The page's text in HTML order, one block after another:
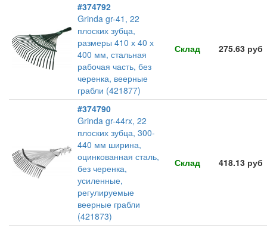
#374792
Grinda gr-41, 22
плоских зубца,
размеры 410 х 40 х
400 мм, стальная
рабочая часть, без
черенка, веерные
грабли (421877)
Склад 275.63 руб
#374790
Grinda gr-44rx, 22
плоских зубца, 300-
440 мм ширина,
оцинкованная сталь,
без черенка,
усиленные,
регулируемые
веерные грабли
(421873)
Склад 418.13 руб